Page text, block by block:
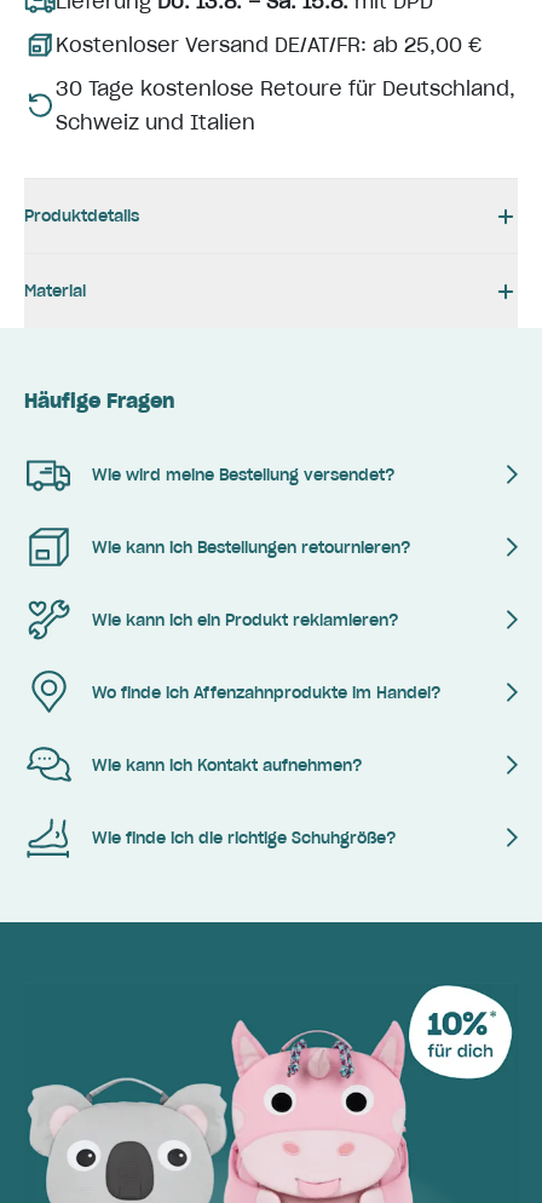
Kostenloser Versand DE/AT/FR: ab 25,00 €
30 Tage kostenlose Retoure für Deutschland,
Schweiz und Italien
Produktdetails
Material
Häufige Fragen
Wie wird meine Bestellung versendet?
Wie kann ich Bestellungen retournieren?
Wie kann ich ein Produkt reklamieren?
Wo finde ich Affenzahnprodukte im Handel?
Wie kann ich Kontakt aufnehmen?
Wie finde ich die richtige Schuhgröße?